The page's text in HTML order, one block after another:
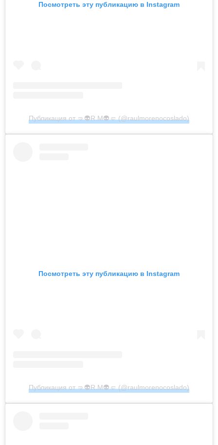
Посмотреть эту публикацию в Instagram
Публикация от 🤜👽R.M👽🤛 (@raulmorenocoslado)
Посмотреть эту публикацию в Instagram
Публикация от 🤜👽R.M👽🤛 (@raulmorenocoslado)